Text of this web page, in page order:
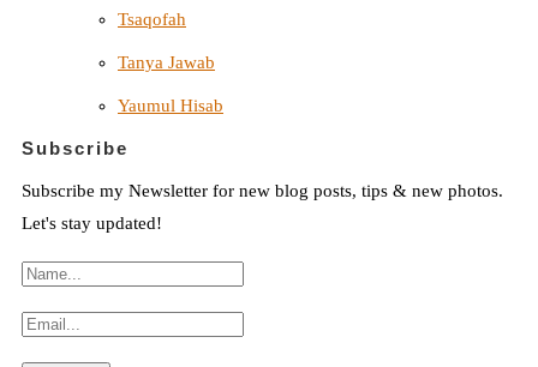
Tsaqofah
Tanya Jawab
Yaumul Hisab
Subscribe
Subscribe my Newsletter for new blog posts, tips & new photos.
Let's stay updated!